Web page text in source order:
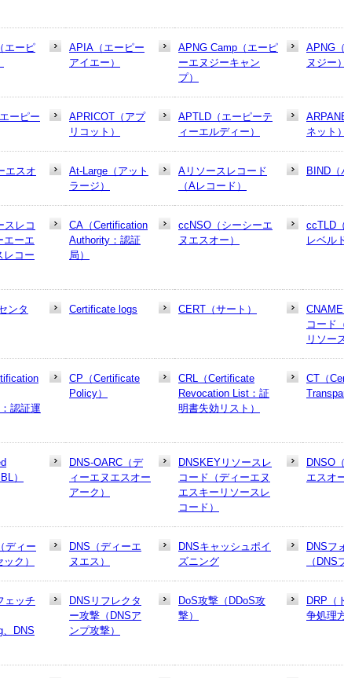
エーピ
APIA（エーピー
アイエー）
APNG Camp（エーピ
ーエヌジーキャン
プ）
APNG
ヌジー）
ーピー
APRICOT（アプ
リコット）
APTLD（エーピーテ
ィーエルディー）
ネット）
エスオ
At-Large（アット
ラージ）
Aリソースレコード
（Aレコード）
BIND（
スレコ
エーエ
レコー
CA（Certification
Authority：認証
局）
ccNSO（シーシーエ
ヌエスオー）
ccTLD
レベル
ンタ
Certificate logs CERT（サート）
コード
リソー
認証運
CP（Certificate
Policy）
CRL（Certificate
Revocation List：証
明書失効リスト）
CT（
）
DNS-OARC（デ
ィーエヌエスオー
アーク）
DNSKEYリソースレ
コード（ディーエヌ
エスキーリソースレ
コード）
DNSO
エスオ
ディー
ク）
DNS（ディーエ
ヌエス）
DNSキャッシュポイ
ズニング
DNSフ
（DNS
ェッチ
、DNS
DNSリフレクタ
ー攻撃（DNSア
ンプ攻撃）
DoS攻撃（DDoS攻
撃）
DRP（
争処理